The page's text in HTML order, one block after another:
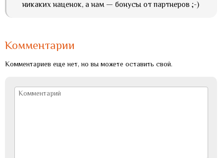
никаких наценок, а нам — бонусы от партнеров ;-)
Комментарии
Комментариев еще нет, но вы можете оставить свой.